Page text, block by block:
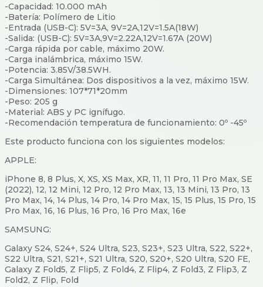
-Capacidad: 10.000 mAh
-Batería: Polímero de Litio
-Entrada (USB-C): 5V=3A, 9V=2A,12V=1.5A(18W)
-Salida: (USB-C): 5V=3A,9V=2.22A,12V=1.67A (20W)
-Carga rápida por cable, máximo 20W.
-Carga inalámbrica, máximo 15W.
-Potencia: 3.85V/38.5WH.
-Carga Simultánea: Dos dispositivos a la vez, máximo 15W.
-Dimensiones: 107*71*20mm
-Peso: 205 g
-Material: ABS y PC ignífugo.
-Recomendación temperatura de funcionamiento: 0º -45º
Este producto funciona con los siguientes modelos:
APPLE:
iPhone 8, 8 Plus, X, XS, XS Max, XR, 11, 11 Pro, 11 Pro Max, SE
(2022), 12, 12 Mini, 12 Pro, 12 Pro Max, 13, 13 Mini, 13 Pro, 13
Pro Max, 14, 14 Plus, 14 Pro, 14 Pro Max, 15, 15 Plus, 15 Pro, 15
Pro Max, 16, 16 Plus, 16 Pro, 16 Pro Max, 16e
SAMSUNG:
Galaxy S24, S24+, S24 Ultra, S23, S23+, S23 Ultra, S22, S22+,
S22 Ultra, S21, S21+, S21 Ultra, S20, S20+, S20 Ultra, S20 FE,
Galaxy Z Fold5, Z Flip5, Z Fold4, Z Flip4, Z Fold3, Z Flip3, Z
Fold2, Z Flip, Fold